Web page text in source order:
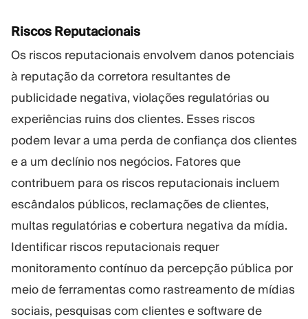
Riscos Reputacionais
Os riscos reputacionais envolvem danos potenciais
à reputação da corretora resultantes de
publicidade negativa, violações regulatórias ou
experiências ruins dos clientes. Esses riscos
podem levar a uma perda de confiança dos clientes
e a um declínio nos negócios. Fatores que
contribuem para os riscos reputacionais incluem
escândalos públicos, reclamações de clientes,
multas regulatórias e cobertura negativa da mídia.
Identificar riscos reputacionais requer
monitoramento contínuo da percepção pública por
meio de ferramentas como rastreamento de mídias
sociais, pesquisas com clientes e software de